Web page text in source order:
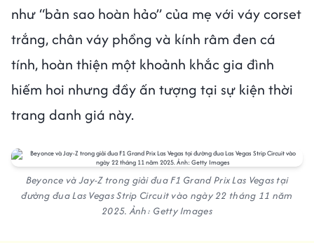
như “bản sao hoàn hảo” của mẹ với váy corset
trắng, chân váy phồng và kính râm đen cá
tính, hoàn thiện một khoảnh khắc gia đình
hiếm hoi nhưng đầy ấn tượng tại sự kiện thời
trang danh giá này.
Beyonce và Jay-Z trong giải đua F1 Grand Prix Las Vegas tại
đường đua Las Vegas Strip Circuit vào ngày 22 tháng 11 năm
2025. Ảnh: Getty Images